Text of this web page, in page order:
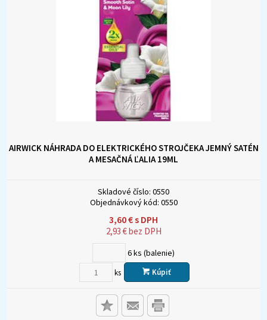
AIRWICK NÁHRADA DO ELEKTRICKÉHO STROJČEKA JEMNÝ SATÉN
A MESAČNÁ ĽALIA 19ML
Skladové číslo: 0550
Objednávkový kód: 0550
3,60€s DPH
2,93€bez DPH
6ks (balenie)
ks Kúpiť